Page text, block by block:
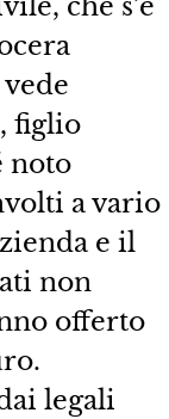
figlio
noto
a vario
e il
non
offerto
legali